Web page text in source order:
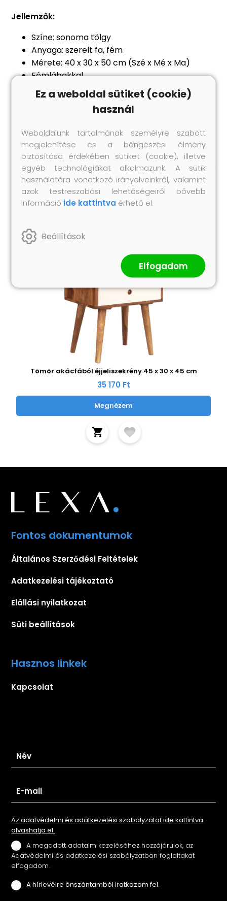
Jellemzők:
Színe: sonoma tölgy
Anyaga: szerelt fa, fém
Mérete: 40 x 30 x 50 cm (Szé x Mé x Ma)
Fémlábakkal
Összeszerelést igényel: igen
Legal Documents:
akadályozza meg a bútorok felborulását
Hasonló termékek
Tömör akácfából éjjeliszekrény 45 x 30 x 45 cm
35 170 Ft
Megnézem
Fontos dokumentumok
Általános Szerződési Feltételek
Adatkezelési tájékoztató
Elállási nyilatkozat
Süti beállítások
Hasznos linkek
Kapcsolat
Az adatvédelmi és adatkezelési szabályzatot ide kattintva
olvashatja el.
A megadott adataim kezeléséhez hozzájárulok, az
Adatvédelmi és adatkezelési szabályzatban foglaltakat
elfogadom.
A hírlevélre önszántamból iratkozom fel.
Ez a weboldal sütiket (cookie)
használ
Weboldalunk tartalmának személyre szabott
megjelenítése és a böngészési élmény
biztosítása érdekében sütiket (cookie), illetve
egyéb technológiákat alkalmazunk. A sütik
használatára vonatkozó irányelveinkről, valamint
azok testreszabási lehetőségeiről bővebb
információ ide kattintva érhető el.
Beállítások
Elfogadom